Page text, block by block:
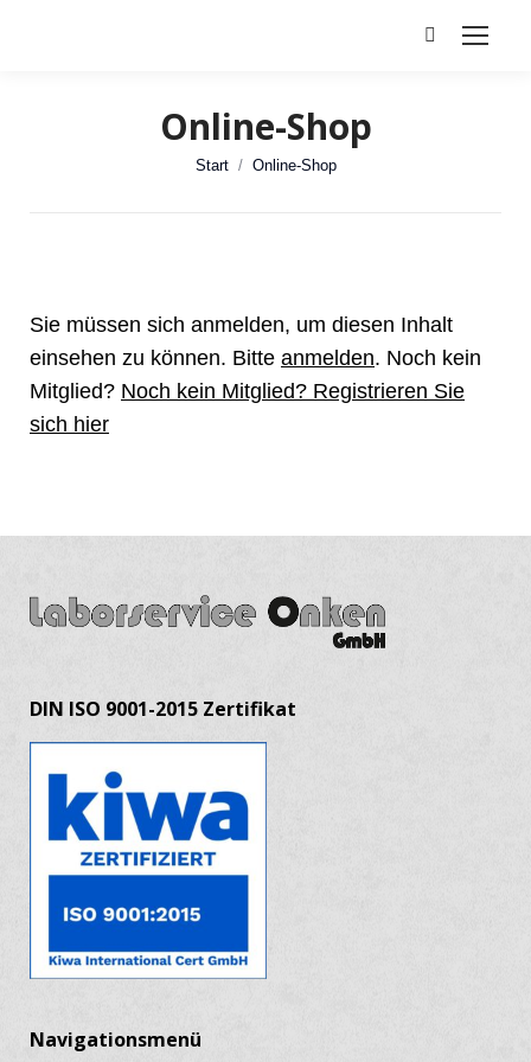
Search:
Online-Shop
Sie befinden sich hier:
Start Online-Shop
Sie müssen sich anmelden, um diesen Inhalt
einsehen zu können. Bitte anmelden. Noch kein
Mitglied? Noch kein Mitglied? Registrieren Sie
sich hier
DIN ISO 9001-2015 Zertifikat
Navigationsmenü